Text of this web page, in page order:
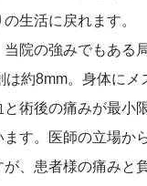
生活に戻れます。
院の強みでもある
約8mm。身体にメ
術後の痛みが最小
す。医師の立場か
、患者様の痛みと